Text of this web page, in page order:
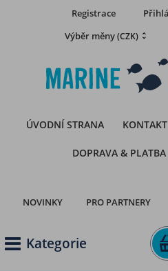
Registrace
Výběr měny(CZK)
ÚVODNÍ STRANA KONTAKT
DOPRAVA & PLATBA
NOVINKY PRO PARTNERY
Kategorie